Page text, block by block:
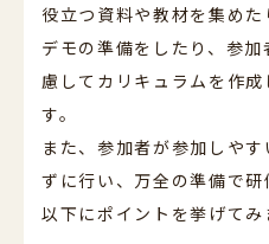
役立つ資料や教材を集め
デモの準備をしたり、参
慮してカリキュラムを作
す。
また、参加者が参加しや
ずに行い、万全の準備で研
以下にポイントを挙げてみ